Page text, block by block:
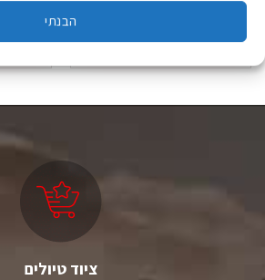
הבנתי
₪ 69.90.
₪ 39.90.
למוצר
זה
האפשרויות
למוצר
זה
ניתן
לבחור
המוצר
ציוד טיולים